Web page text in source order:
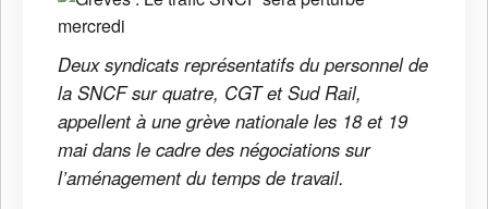
Deux syndicats représentatifs du personnel de
la SNCF sur quatre, CGT et Sud Rail,
appellent à une grève nationale les 18 et 19
mai dans le cadre des négociations sur
l’aménagement du temps de travail.